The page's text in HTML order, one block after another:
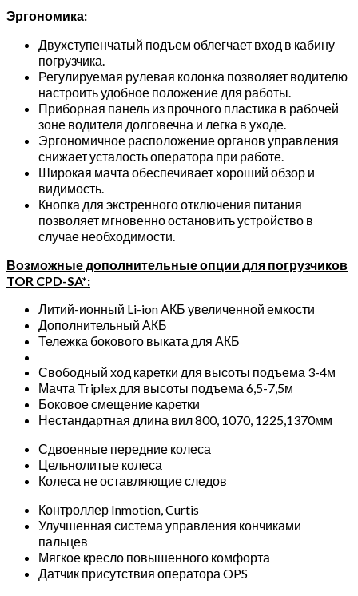
Эргономика:
Двухступенчатый подъем облегчает вход в кабину
погрузчика.
Регулируемая рулевая колонка позволяет водителю
настроить удобное положение для работы.
Приборная панель из прочного пластика в рабочей
зоне водителя долговечна и легка в уходе.
Эргономичное расположение органов управления
снижает усталость оператора при работе.
Широкая мачта обеспечивает хороший обзор и
видимость.
Кнопка для экстренного отключения питания
позволяет мгновенно остановить устройство в
случае необходимости.
Возможные дополнительные опции для погрузчиков
TOR CPD-SA*:
Литий-ионный Li-ion АКБ увеличенной емкости
Дополнительный АКБ
Тележка бокового выката для АКБ
Свободный ход каретки для высоты подъема 3-4м
Мачта Triplex для высоты подъема 6,5-7,5м
Боковое смещение каретки
Нестандартная длина вил 800, 1070, 1225,1370мм
Сдвоенные передние колеса
Цельнолитые колеса
Колеса не оставляющие следов
Контроллер Inmotion, Curtis
Улучшенная система управления кончиками
пальцев
Мягкое кресло повышенного комфорта
Датчик присутствия оператора OPS